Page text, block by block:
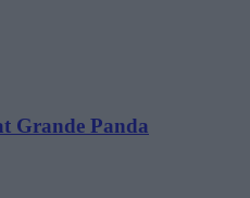
Grande Panda